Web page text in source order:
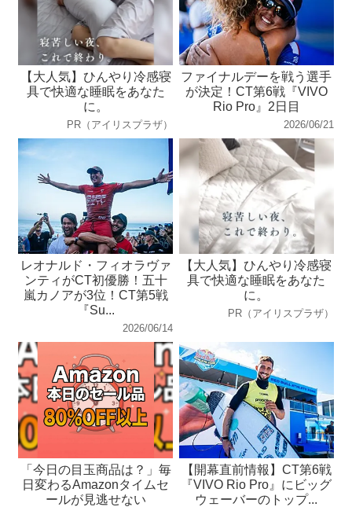
【大人気】ひんやり冷感寝
具で快適な睡眠をあなた
に。
PR（アイリスプラザ）
ファイナルデーを戦う選手
が決定！CT第6戦『VIVO
Rio Pro』2日目
2026/06/21
レオナルド・フィオラヴァ
ンティがCT初優勝！五十
嵐カノアが3位！CT第5戦
『Su...
2026/06/14
【大人気】ひんやり冷感寝
具で快適な睡眠をあなた
に。
PR（アイリスプラザ）
「今日の目玉商品は？」毎
日変わるAmazonタイムセ
ールが見逃せない
【開幕直前情報】CT第6戦
『VIVO Rio Pro』にビッグ
ウェーバーのトップ...